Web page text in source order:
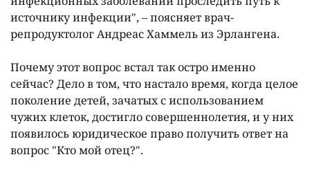
источнику инфекции", – поясняет врач-
репродуктолог Андреас Хаммель из Эрлангена.
Почему этот вопрос встал так остро именно
сейчас? Дело в том, что настало время, когда целое
поколение детей, зачатых с использованием
чужих клеток, достигло совершеннолетия, и у них
появилось юридическое право получить ответ на
вопрос "Кто мой отец?".